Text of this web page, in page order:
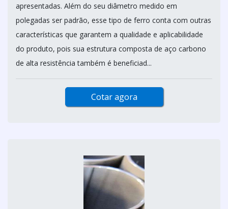
apresentadas. Além do seu diâmetro medido em
polegadas ser padrão, esse tipo de ferro conta com outras
características que garantem a qualidade e aplicabilidade
do produto, pois sua estrutura composta de aço carbono
de alta resistência também é beneficiad...
Cotar agora